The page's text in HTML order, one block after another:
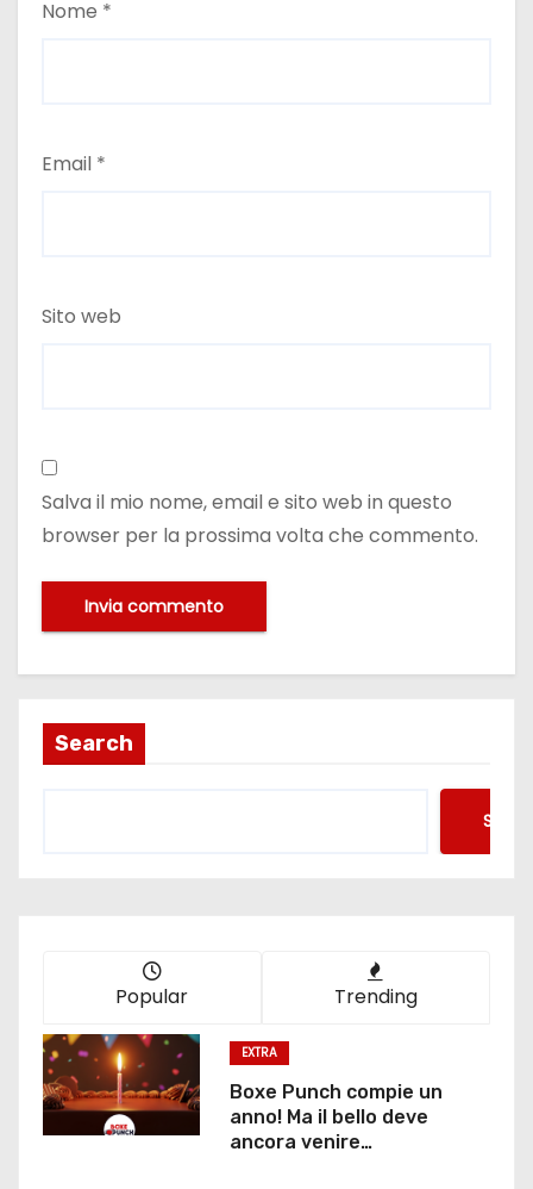
Nome *
Email *
Sito web
Salva il mio nome, email e sito web in questo
browser per la prossima volta che commento.
Search
Popular Trending
EXTRA
Boxe Punch compie un
anno! Ma il bello deve
ancora venire…